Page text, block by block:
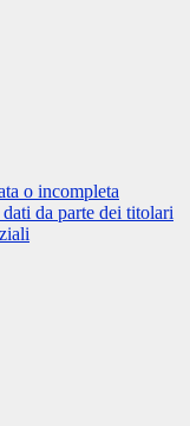
o incompleta
da parte dei titolari